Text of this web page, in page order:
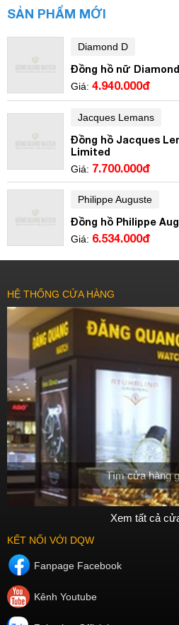
SẢN PHẨM MỚI
Diamond D
Đồng hồ nữ Diamond
Giá: 4.940.000đ
Jacques Lemans
Đồng hồ Jacques
Limited
Giá: 7.700.000đ
Philippe Auguste
Đồng hồ Philippe
Giá: 6.534.000đ
HỆ THỐNG CỬA HÀNG
Tìm cửa hàng
Xem tất cả
KẾT NỐI VỚI DQW
Fanpage Facebook
Kênh Youtube